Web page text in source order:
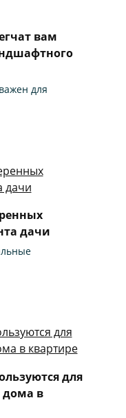
вам
для
дачи
для
дома в